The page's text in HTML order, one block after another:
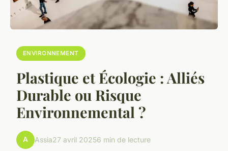
ENVIRONNEMENT
Plastique et Écologie : Alliés
Durable ou Risque
Environnemental ?
A Assia27 avril 20256 min de lecture